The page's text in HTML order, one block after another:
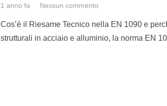
1 anno fa Nessun commento
Cos’è il Riesame Tecnico nella EN 1090 e
strutturali in acciaio e alluminio, la norma EN